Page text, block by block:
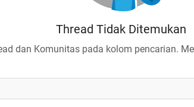
Thread Tidak Ditemukan
dan Komunitas pada kolom pencarian.